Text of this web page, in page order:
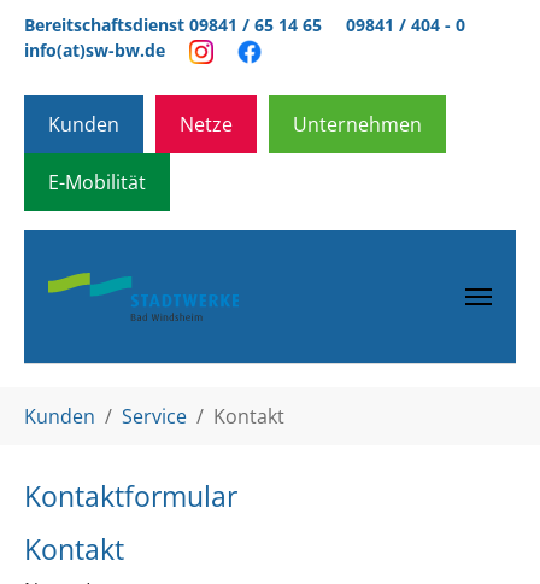
Zum Hauptinhalt springen
Bereitschaftsdienst 09841 / 65 14 65
09841 / 404 - 0
info(at)sw-bw.de
Kunden Netze Unternehmen
E-Mobilität
Kunden Service Kontakt
Kontaktformular
Kontakt